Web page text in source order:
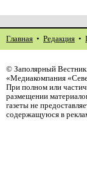
Главная • Редакция •
© Заполярный Вестник
«Медиакомпания
При полном или
размещении
газеты не
содержащуюся в